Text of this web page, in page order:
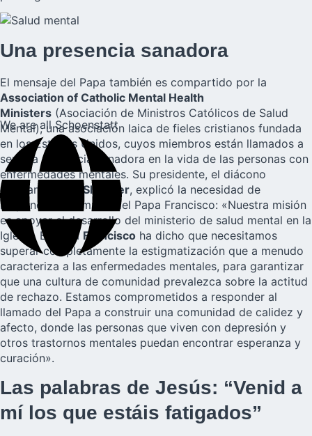
Una presencia sanadora
El mensaje del Papa también es compartido por la
Association of Catholic Mental Health
Ministers (Asociación de Ministros Católicos de Salud
Mental), una asociación laica de fieles cristianos fundada
en los Estados Unidos, cuyos miembros están llamados a
ser una presencia sanadora en la vida de las personas con
enfermedades mentales. Su presidente, el diácono
permanente
Ed Shoener, explicó la necesidad de
responder al llamado del Papa Francisco: «Nuestra misión
es apoyar el desarrollo del ministerio de salud mental en la
Iglesia. El Papa Francisco ha dicho que necesitamos
superar completamente la estigmatización que a menudo
caracteriza a las enfermedades mentales, para garantizar
que una cultura de comunidad prevalezca sobre la actitud
de rechazo. Estamos comprometidos a responder al
llamado del Papa a construir una comunidad de calidez y
afecto, donde las personas que viven con depresión y
otros trastornos mentales puedan encontrar esperanza y
curación».
Las palabras de Jesús: “Venid a
mí los que estáis fatigados”
We are all Schoenstatt